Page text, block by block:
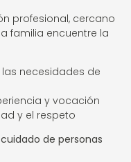
profesional, cercano
familia encuentre la
necesidades de
y vocación
y el respeto
cuidado de personas